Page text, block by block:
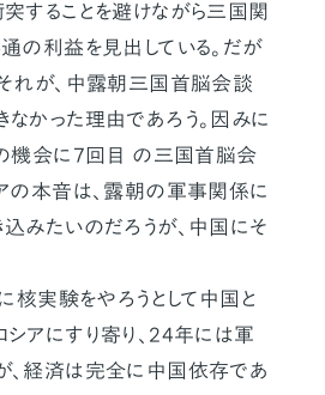
することを避けながら三国関
の利益を見出している。だが
れが、中露朝三国首脳会談
かった理由であろう。因みに
の機会に7回目 の三国首脳会
の本音は、露朝の軍事関係に
みたいのだろうが、中国にそ
実験をやろうとして中国と
アにすり寄り、24年には軍
、経済は完全に中国依存であ